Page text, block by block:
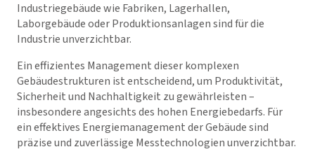
Industriegebäude wie Fabriken, Lagerhallen,
Laborgebäude oder Produktionsanlagen sind für die
Industrie unverzichtbar.
Ein effizientes Management dieser komplexen
Gebäudestrukturen ist entscheidend, um Produktivität,
Sicherheit und Nachhaltigkeit zu gewährleisten –
insbesondere angesichts des hohen Energiebedarfs. Für
ein effektives Energiemanagement der Gebäude sind
präzise und zuverlässige Messtechnologien unverzichtbar.